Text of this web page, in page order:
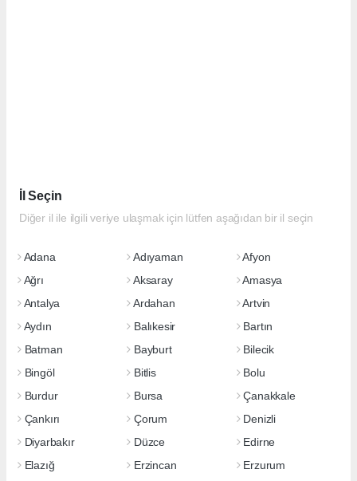
İl Seçin
Diğer il ile ilgili veriye ulaşmak için lütfen aşağıdan bir il seçin
Adana Adıyaman
Afyon
Ağrı
Aksaray
Amasya
Antalya
Ardahan
Artvin
Aydın
Balıkesir
Bartın
Batman
Bayburt
Bilecik
Bingöl
Bitlis
Bolu
Burdur
Bursa
Çanakkale
Çankırı
Çorum
Denizli
Diyarbakır
Düzce
Edirne
Elazığ
Erzincan
Erzurum